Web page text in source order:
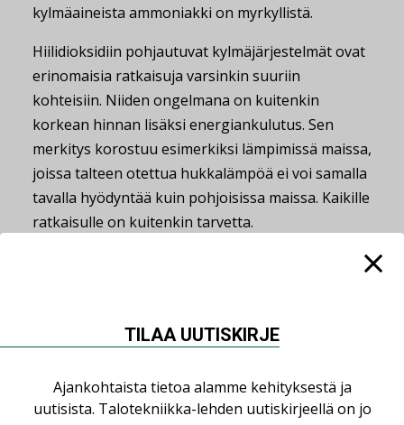
kylmäaineista ammoniakki on myrkyllistä.
Hiilidioksidiin pohjautuvat kylmäjärjestelmät ovat
erinomaisia ratkaisuja varsinkin suuriin
kohteisiin. Niiden ongelmana on kuitenkin
korkean hinnan lisäksi energiankulutus. Sen
merkitys korostuu esimerkiksi lämpimissä maissa,
joissa talteen otettua hukkalämpöä ei voi samalla
tavalla hyödyntää kuin pohjoisissa maissa. Kaikille
ratkaisulle on kuitenkin tarvetta.
tuotantolaitoksessa. Tislauskolonni mahdollistaa
kierrätysaste kasvaa 90 prosentin tasolle.
TILAA UUTISKIRJE
Ajankohtaista tietoa alamme kehityksestä ja
uutisista. Talotekniikka-lehden uutiskirjeellä on jo